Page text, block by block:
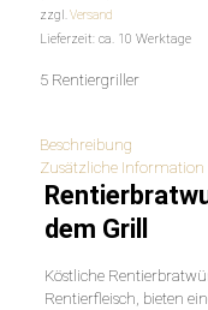
zzgl.Versand
Lieferzeit: ca. 10 Werktage
5 Rentiergriller
Beschreibung
Zusätzliche Information
dem Grill
Köstliche
Rentierfleisch, bieten